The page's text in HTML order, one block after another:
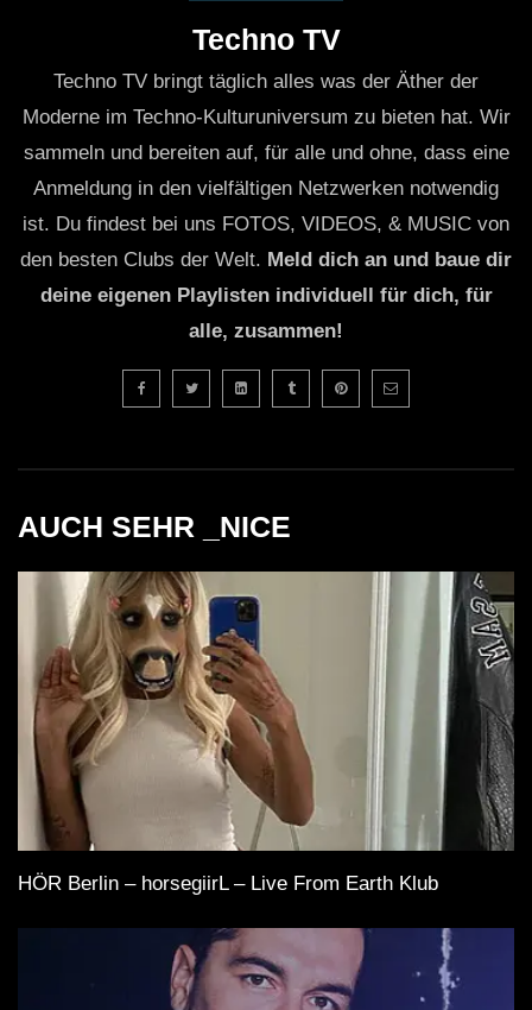
Techno TV
Techno TV bringt täglich alles was der Äther der
Moderne im Techno-Kulturuniversum zu bieten hat. Wir
sammeln und bereiten auf, für alle und ohne, dass eine
Anmeldung in den vielfältigen Netzwerken notwendig
ist. Du findest bei uns FOTOS, VIDEOS, & MUSIC von
den besten Clubs der Welt. Meld dich an und baue dir
deine eigenen Playlisten individuell für dich, für
alle, zusammen!
AUCH SEHR _NICE
HÖR Berlin – horsegiirL – Live From Earth Klub